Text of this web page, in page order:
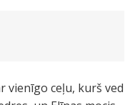
vienīgo ceļu, kurš ved